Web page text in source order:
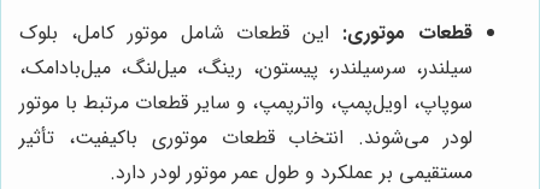
قطعات موتوری: این قطعات شامل موتور کامل، بلوک
سیلندر، سرسیلندر، پیستون، رینگ، میل‌لنگ، میل‌بادامک،
سوپاپ، اویل‌پمپ، واترپمپ، و سایر قطعات مرتبط با موتور
لودر می‌شوند. انتخاب قطعات موتوری باکیفیت، تأثیر
مستقیمی بر عملکرد و طول عمر موتور لودر دارد.